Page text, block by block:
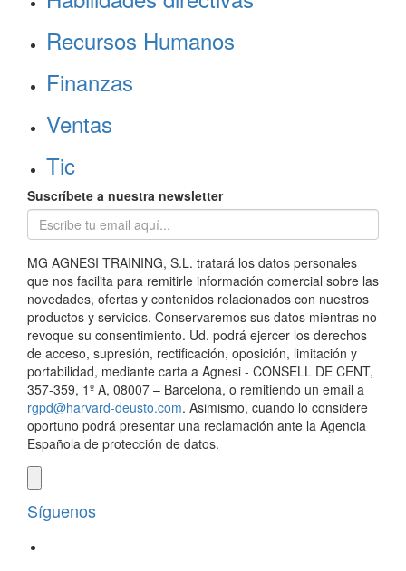
Recursos Humanos
Finanzas
Ventas
Tic
Suscríbete a nuestra newsletter
MG AGNESI TRAINING, S.L. tratará los datos personales
que nos facilita para remitirle información comercial sobre las
novedades, ofertas y contenidos relacionados con nuestros
productos y servicios. Conservaremos sus datos mientras no
revoque su consentimiento. Ud. podrá ejercer los derechos
de acceso, supresión, rectificación, oposición, limitación y
portabilidad, mediante carta a Agnesi - CONSELL DE CENT,
357-359, 1º A, 08007 – Barcelona, o remitiendo un email a
rgpd@harvard-deusto.com. Asimismo, cuando lo considere
oportuno podrá presentar una reclamación ante la Agencia
Española de protección de datos.
Síguenos